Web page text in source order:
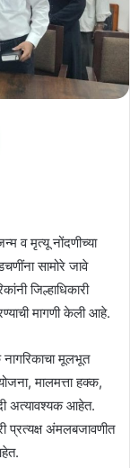
व मृत्यू नोंदणीच्या
सामोरे जावे
जिल्हाधिकारी
मागणी केली आहे.
मूलभूत
मालमत्ता हक्क,
अत्यावश्यक आहेत.
प्रत्यक्ष अंमलबजावणीत